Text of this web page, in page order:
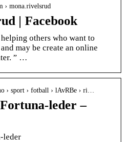
› mona.rivelsrud
| Facebook
others who want to
may be create an online
” …
› sport › fotball › lAvRBe › ri…
leder –
leder